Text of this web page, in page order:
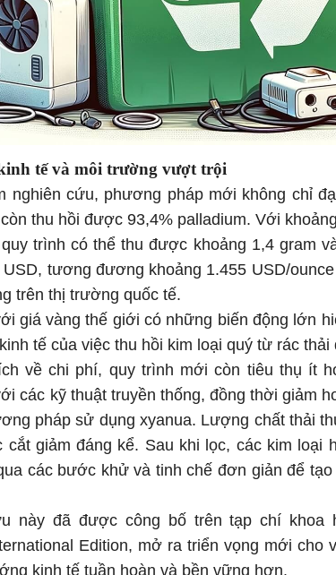
tế và môi trường vượt trội
nghiên cứu, phương pháp mới không chỉ
thu hồi được 93,4% palladium. Với
trình có thể thu được khoảng 1,4 gram
USD, tương đương khoảng 1.455 USD/
trên thị trường quốc tế.
giá vàng thế giới có những biến động lớn
tế của việc thu hồi kim loại quý từ rác thải
về chi phí, quy trình mới còn tiêu thụ ít
các kỹ thuật truyền thống, đồng thời giảm
pháp sử dụng xyanua. Lượng chất thải
cắt giảm đáng kể. Sau khi lọc, các kim loại
các bước khử và tinh chế đơn giản để
này đã được công bố trên tạp chí khoa
Edition, mở ra triển vọng mới cho
kinh tế tuần hoàn và bền vững hơn.